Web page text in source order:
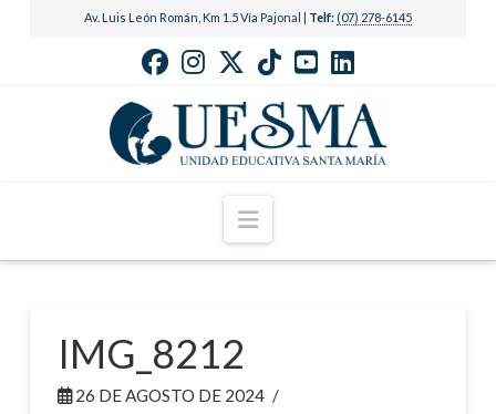
Av. Luis León Román, Km 1.5 Vía Pajonal | Telf: (07) 278-6145
Navigation
IMG_8212
26 DE AGOSTO DE 2024